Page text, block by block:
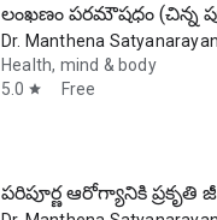
లంఖణం పరమౌషధం (చిన్న
Dr. Manthena
Health, mind & body
5.0 star Free
పరిపూర్ణ ఆరోగ్యానికి ప్రకృతి